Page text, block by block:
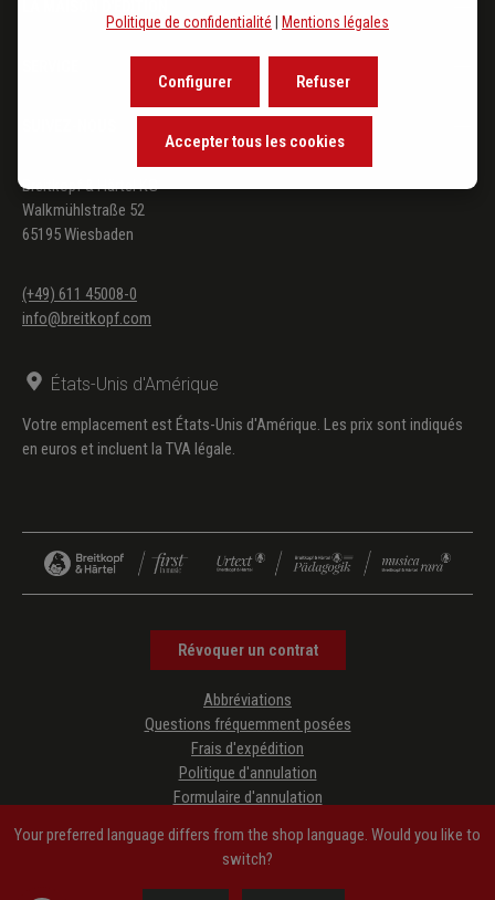
Breitkopf & Härtel KG
Walkmühlstraße 52
65195 Wiesbaden
(+49) 611 45008-0
info@breitkopf.com
États-Unis d'Amérique
Votre emplacement est États-Unis d'Amérique. Les prix sont indiqués
en euros et incluent la TVA légale.
Révoquer un contrat
Abbréviations
Questions fréquemment posées
Frais d'expédition
Politique d'annulation
Formulaire d'annulation
CGV
Mentions légales
Accessibility Information
Your preferred language differs from the shop language. Would you like to
switch?
Politique de confidentialité
Mentions légales
Refuser
Configurer
Accepter tous les cookies